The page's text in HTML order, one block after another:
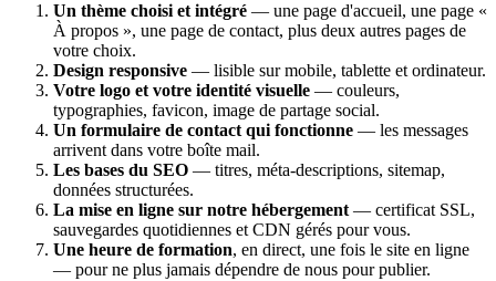
Un thème choisi et intégré — une page d'accueil, une page «
À propos », une page de contact, plus deux autres pages de
votre choix.
Design responsive — lisible sur mobile, tablette et ordinateur.
Votre logo et votre identité visuelle — couleurs,
typographies, favicon, image de partage social.
Un formulaire de contact qui fonctionne — les messages
arrivent dans votre boîte mail.
Les bases du SEO — titres, méta-descriptions, sitemap,
données structurées.
La mise en ligne sur notre hébergement— certificat SSL,
sauvegardes quotidiennes et CDN gérés pour vous.
Une heure de formation, en direct, une fois le site en ligne
— pour ne plus jamais dépendre de nous pour publier.